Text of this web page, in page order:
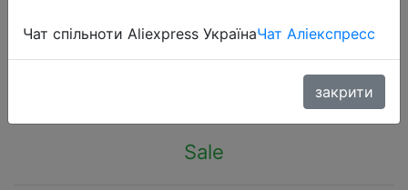
Sale
Чат спільноти Aliexpress УкраїнаЧат Аліекспресс
закрити